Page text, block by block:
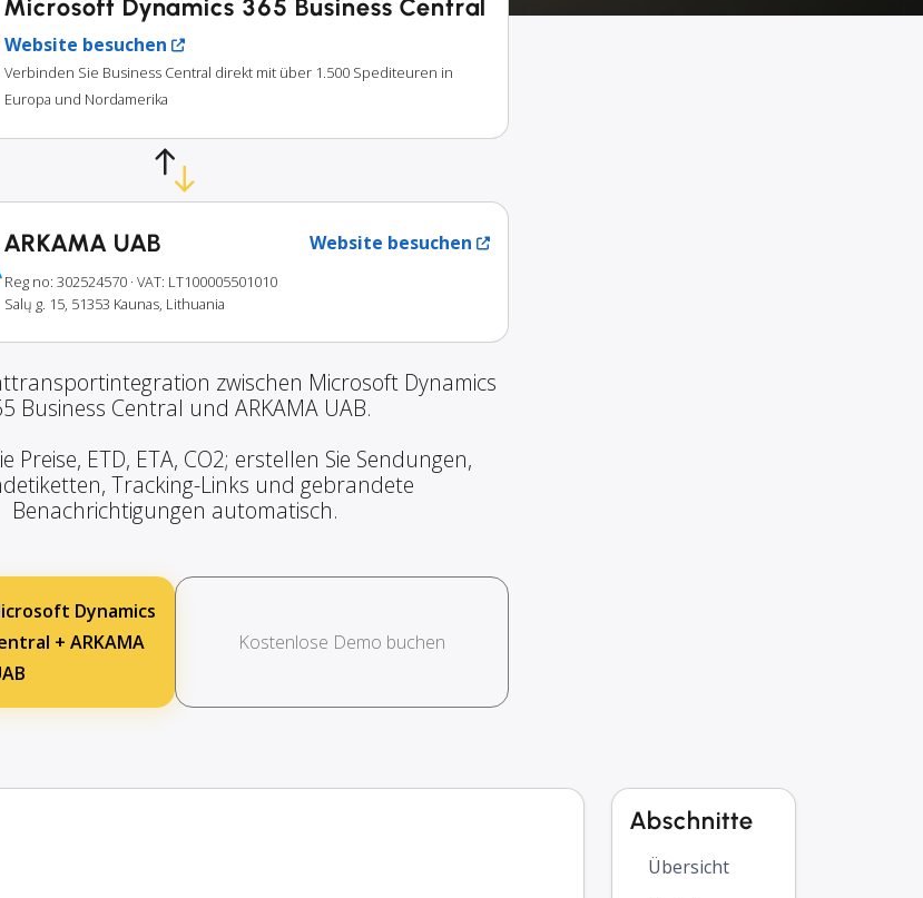
Microsoft Dynamics 365 Business Central
Website besuchen
Verbinden Sie Business Central direkt mit über 1.500 Spediteuren in
Europa und Nordamerika
ARKAMA UAB Website besuchen
Reg no: 302524570 · VAT: LT100005501010
Salų g. 15, 51353 Kaunas, Lithuania
zwischen Microsoft Dynamics
Business Central und ARKAMA UAB.
Preise, ETD, ETA, CO2; erstellen Sie Sendungen,
Tracking-Links und gebrandete
Benachrichtigungen automatisch.
Dynamics
+ ARKAMA
Kostenlose Demo buchen
Abschnitte
Übersicht